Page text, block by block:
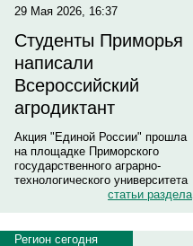
29 Мая 2026, 16:37
Студенты Приморья
написали
Всероссийский
агродиктант
Акция "Единой России" прошла
на площадке Приморского
государственного аграрно-
технологического университета
статьи раздела
Регион сегодня